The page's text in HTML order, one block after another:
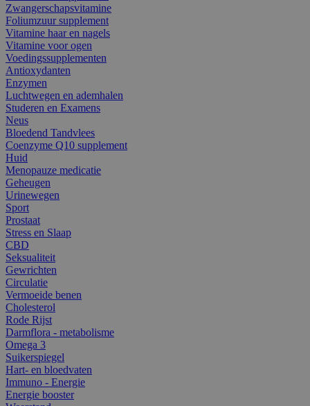
Zwangerschapsvitamine
Foliumzuur supplement
Vitamine haar en nagels
Vitamine voor ogen
Voedingssupplementen
Antioxydanten
Enzymen
Luchtwegen en ademhalen
Studeren en Examens
Neus
Bloedend Tandvlees
Coenzyme Q10 supplement
Huid
Menopauze medicatie
Geheugen
Urinewegen
Sport
Prostaat
Stress en Slaap
CBD
Seksualiteit
Gewrichten
Circulatie
Vermoeide benen
Cholesterol
Rode Rijst
Darmflora - metabolisme
Omega 3
Suikerspiegel
Hart- en bloedvaten
Immuno - Energie
Energie booster